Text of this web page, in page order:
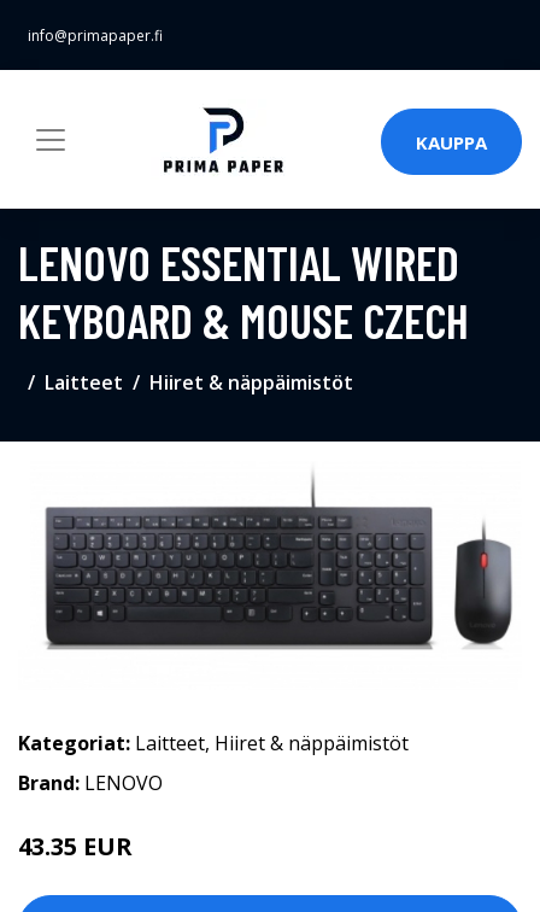
info@primapaper.fi
KAUPPA
LENOVO ESSENTIAL WIRED
KEYBOARD & MOUSE CZECH
Laitteet Hiiret & näppäimistöt
Kategoriat: Laitteet, Hiiret & näppäimistöt
Brand: LENOVO
43.35 EUR